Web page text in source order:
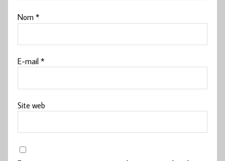
Nom*
E-mail*
Site web